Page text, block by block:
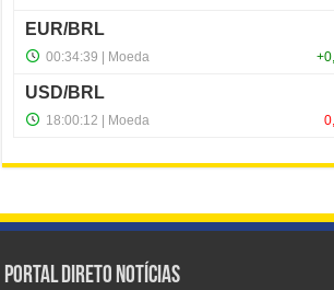
Portal Direto Notícias